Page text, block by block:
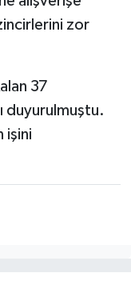
zor
37
duyurulmuştu.
işini